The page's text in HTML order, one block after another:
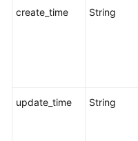
create_time String
update_time String